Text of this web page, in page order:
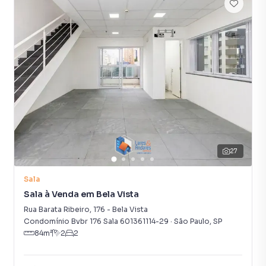
área coletiva de trabalho e sala preparada para copa, em
excelente estado de conservação.
Localização excelente em um dos bairros mais dinâmicos
e estratégicos de São Paulo, conhecido por sua estrutura
completa e proximidade com importantes vias de acesso,
o que garante excelente visibilidade e facilidade de
deslocamento para clientes e colaboradores e a região
conta com muitos estacionamentos.
O proprietário estuda a venda dos conjuntos
separadamente como também a venda com a mobília.
seu negócio em um endereço prestigioso e bem
localizado.
pode oferecer!
27
Sala
Sala à Venda em Bela Vista
Rua Barata Ribeiro, 176 - Bela Vista
Condomínio Bvbr 176 Sala 601361114-29 · São Paulo, SP
84m² 2 2